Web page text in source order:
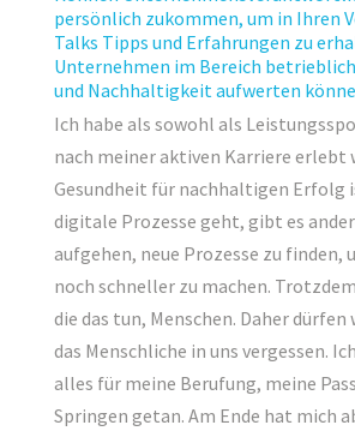
persönlich zukommen, um in Ihren
Talks Tipps und Erfahrungen zu
Unternehmen im Bereich
und Nachhaltigkeit aufwerten
Ich habe als sowohl als
nach meiner aktiven Karriere erlebt
Gesundheit für nachhaltigen Erfolg
digitale Prozesse geht, gibt es
aufgehen, neue Prozesse zu finden,
noch schneller zu machen.
die das tun, Menschen. Daher
das Menschliche in uns vergessen.
alles für meine Berufung, meine
Springen getan. Am Ende hat mich